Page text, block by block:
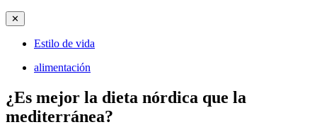
✕
Estilo de vida
alimentación
¿Es mejor la dieta nórdica que la
mediterránea?